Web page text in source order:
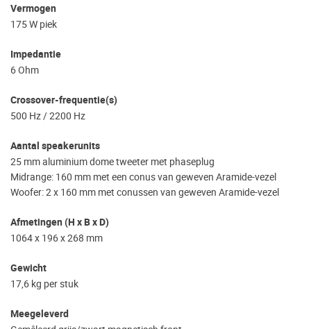
Vermogen
175 W piek
Impedantie
6 Ohm
Crossover-frequentie(s)
500 Hz / 2200 Hz
Aantal speakerunits
25 mm aluminium dome tweeter met phaseplug
Midrange: 160 mm met een conus van geweven Aramide-vezel
Woofer: 2 x 160 mm met conussen van geweven Aramide-vezel
Afmetingen (H x B x D)
1064 x 196 x 268 mm
Gewicht
17,6 kg per stuk
Meegeleverd